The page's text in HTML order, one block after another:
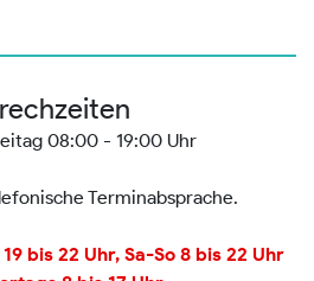
08:00 - 19:00 Uhr
Terminabsprache.
bis 22 Uhr, Sa-So 8 bis 22 Uhr